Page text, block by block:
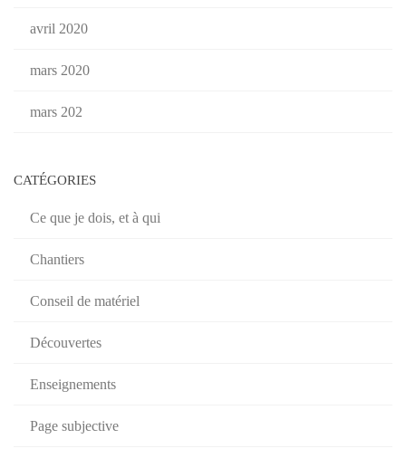
avril 2020
mars 2020
mars 202
CATÉGORIES
Ce que je dois, et à qui
Chantiers
Conseil de matériel
Découvertes
Enseignements
Page subjective